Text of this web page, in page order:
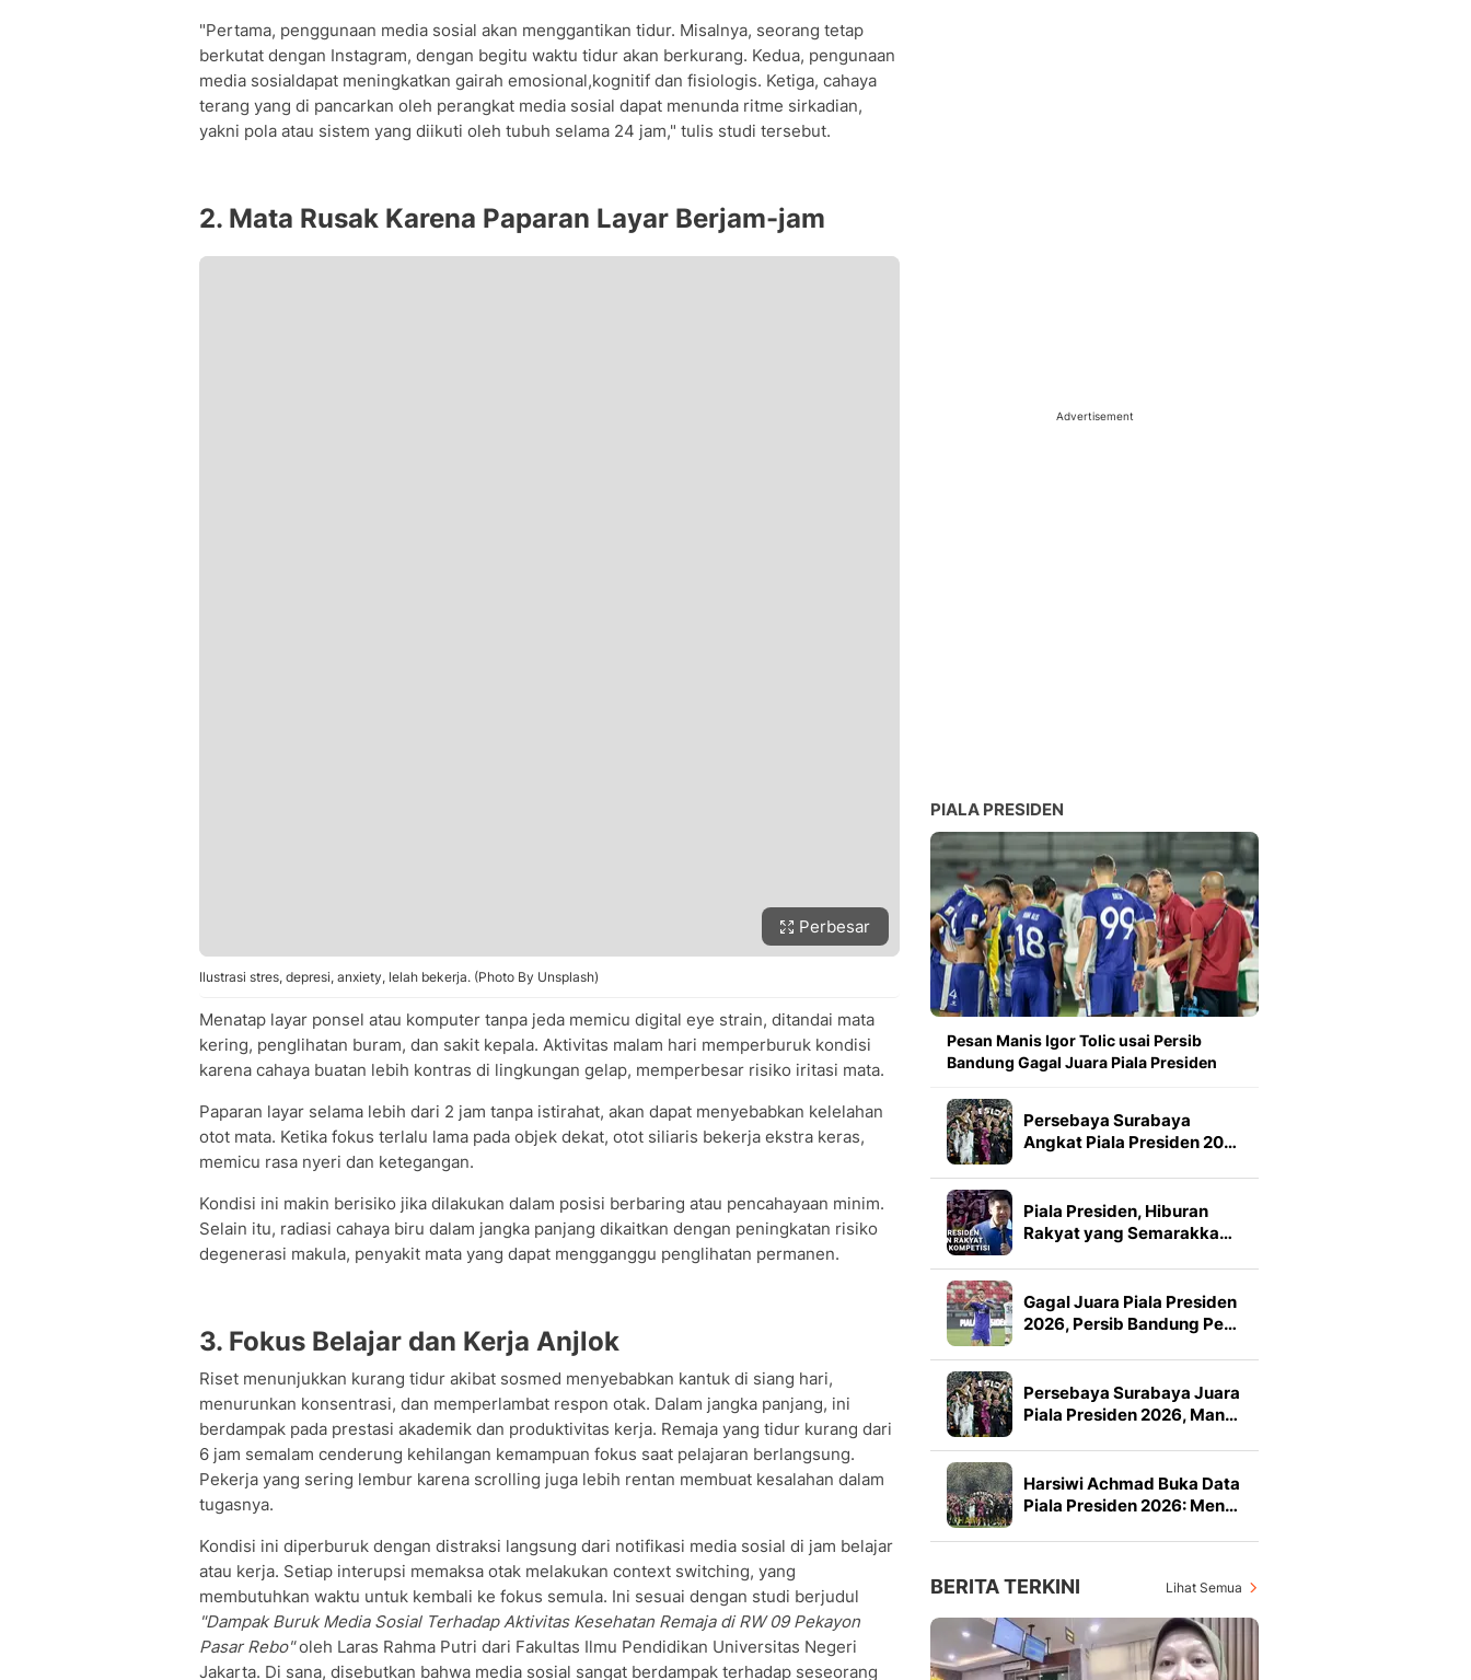
"Pertama, penggunaan media sosial akan menggantikan tidur. Misalnya, seorang tetap
berkutat dengan Instagram, dengan begitu waktu tidur akan berkurang. Kedua, pengunaan
media sosialdapat meningkatkan gairah emosional,kognitif dan fisiologis. Ketiga, cahaya
terang yang di pancarkan oleh perangkat media sosial dapat menunda ritme sirkadian,
yakni pola atau sistem yang diikuti oleh tubuh selama 24 jam," tulis studi tersebut.
2. Mata Rusak Karena Paparan Layar Berjam-jam
Perbesar
Ilustrasi stres, depresi, anxiety, lelah bekerja. (Photo By Unsplash)
Menatap layar ponsel atau komputer tanpa jeda memicu digital eye strain, ditandai mata
kering, penglihatan buram, dan sakit kepala. Aktivitas malam hari memperburuk kondisi
karena cahaya buatan lebih kontras di lingkungan gelap, memperbesar risiko iritasi mata.
Paparan layar selama lebih dari 2 jam tanpa istirahat, akan dapat menyebabkan kelelahan
otot mata. Ketika fokus terlalu lama pada objek dekat, otot siliaris bekerja ekstra keras,
memicu rasa nyeri dan ketegangan.
Kondisi ini makin berisiko jika dilakukan dalam posisi berbaring atau pencahayaan minim.
Selain itu, radiasi cahaya biru dalam jangka panjang dikaitkan dengan peningkatan risiko
degenerasi makula, penyakit mata yang dapat mengganggu penglihatan permanen.
3. Fokus Belajar dan Kerja Anjlok
Riset menunjukkan kurang tidur akibat sosmed menyebabkan kantuk di siang hari,
menurunkan konsentrasi, dan memperlambat respon otak. Dalam jangka panjang, ini
berdampak pada prestasi akademik dan produktivitas kerja. Remaja yang tidur kurang dari
6 jam semalam cenderung kehilangan kemampuan fokus saat pelajaran berlangsung.
Pekerja yang sering lembur karena scrolling juga lebih rentan membuat kesalahan dalam
tugasnya.
Kondisi ini diperburuk dengan distraksi langsung dari notifikasi media sosial di jam belajar
atau kerja. Setiap interupsi memaksa otak melakukan context switching, yang
membutuhkan waktu untuk kembali ke fokus semula. Ini sesuai dengan studi berjudul
"Dampak Buruk Media Sosial Terhadap Aktivitas Kesehatan Remaja di RW 09 Pekayon
Pasar Rebo"oleh Laras Rahma Putri dari Fakultas Ilmu Pendidikan Universitas Negeri
Jakarta. Di sana, disebutkan bahwa media sosial sangat berdampak terhadap seseorang
Advertisement
PIALA PRESIDEN
Pesan Manis Igor Tolic usai Persib
Bandung Gagal Juara Piala Presiden
Persebaya Surabaya
Angkat Piala Presiden 20…
Piala Presiden, Hiburan
Rakyat yang Semarakka…
Gagal Juara Piala Presiden
2026, Persib Bandung Pe…
Persebaya Surabaya Juara
Piala Presiden 2026, Man…
Harsiwi Achmad Buka Data
Piala Presiden 2026: Men…
BERITA TERKINI Lihat Semua